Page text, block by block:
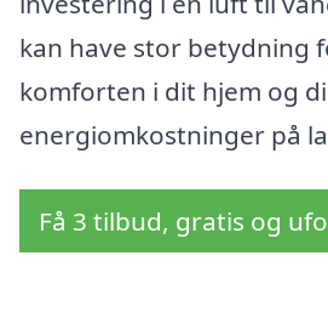
kan have stor betydning
komforten i dit hjem og
energiomkostninger på
Få 3 tilbud, gratis og